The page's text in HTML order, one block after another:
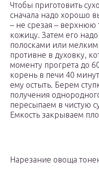
Чтобы приготовить
сначала надо хорошо
– не срезая –
кожицу. Затем его
полосками или
противне в духовку,
моменту прогрета до
корень в печи 40
ему остыть. Берем
получения
пересыпаем в чистую
Емкость закрываем
Нарезание овоща